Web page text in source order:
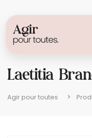
Laetitia
Agir pour toutes